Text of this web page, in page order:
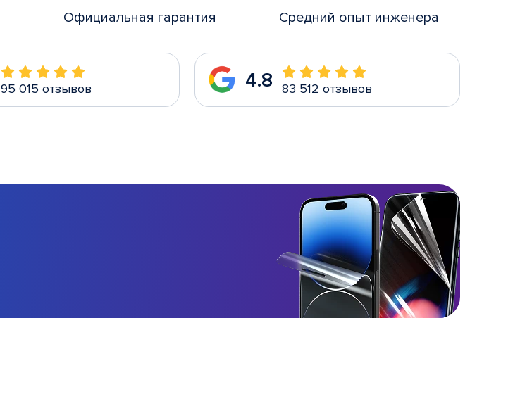
Официальная гарантия Средний опыт инженера
95 015 отзывов 4.8 83 512 отзывов